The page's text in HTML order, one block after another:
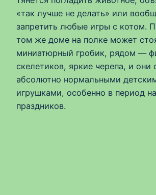
«так лучше не делать» или
запретить любые игры с котом.
том же доме на полке может
миниатюрный гробик, рядом —
скелетиков, яркие черепа, и они
абсолютно нормальными
игрушками, особенно в период
праздников.